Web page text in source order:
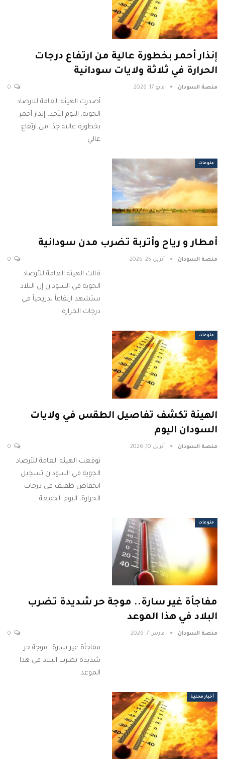
إنذار أحمر بخطورة عالية من ارتفاع درجات
الحرارة في ثلاثة ولايات سودانية
منصة السودان مايو 17, 2026
أصدرت الهيئة العامة للارصاد
الجوية، اليوم الأحد، إنذار أحمر
بخطورة عالية جدًا من ارتفاع
عالي
منوعات
أمطار و رياح وأتربة تضرب مدن سودانية
منصة السودان أبريل 25, 2026
قالت الهيئة العامة للأرصاد
الجوية في السودان إن البلاد
ستشهد ارتفاعاً تدريجياً في
درجات الحرارة
منوعات
الهيئة تكشف تفاصيل الطقس في ولايات
السودان اليوم
منصة السودان أبريل 10, 2026
توقعت الهيئة العامة للأرصاد
الجوية في السودان تسجيل
انخفاض طفيف في درجات
الحرارة، اليوم الجمعة
منوعات
مفاجأة غير سارة.. موجة حر شديدة تضرب
البلاد في هذا الموعد
منصة السودان مارس 7, 2026
مفاجأة غير سارة.. موجة حر
شديدة تضرب البلاد في هذا
الموعد
أخبار محلية